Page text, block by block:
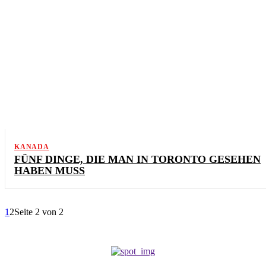
KANADA
FÜNF DINGE, DIE MAN IN TORONTO GESEHEN
HABEN MUSS
1 2Seite 2 von 2